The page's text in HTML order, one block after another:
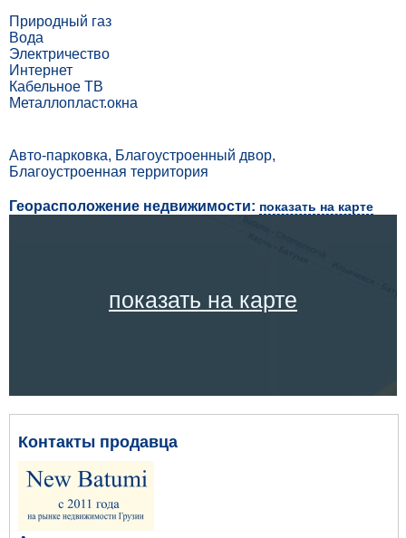
Природный газ
Вода
Электричество
Интернет
Кабельное ТВ
Металлопласт.окна
Авто-парковка, Благоустроенный двор,
Благоустроенная территория
Георасположение недвижимости: показать на карте
показать на карте
Контакты продавца